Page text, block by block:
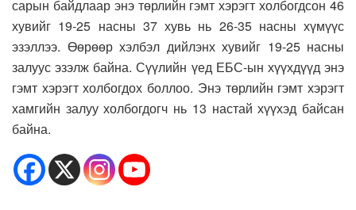
сарын байдлаар энэ төрлийн гэмт хэрэгт холбогдсон 46
хувийг 19-25 насны 37 хувь нь 26-35 насны хүмүүс
эзэллээ. Өөрөөр хэлбэл дийлэнх хувийг 19-25 насны
залуус эзэлж байна. Сүүлийн үед ЕБС-ын хүүхдүүд энэ
гэмт хэрэгт холбогдох боллоо. Энэ төрлийн гэмт хэрэгт
хамгийн залуу холбогдогч нь 13 настай хүүхэд байсан
байна.